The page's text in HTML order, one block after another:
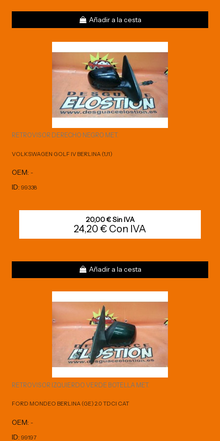
Añadir a la cesta
RETROVISOR DERECHO NEGRO MET.
VOLKSWAGEN GOLF IV BERLINA (1J1)
OEM: -
ID: 99338
20,00 € Sin IVA
24,20 € Con IVA
Añadir a la cesta
RETROVISOR IZQUIERDO VERDE BOTELLA MET.
FORD MONDEO BERLINA (GE) 2.0 TDCI CAT
OEM: -
ID: 99197